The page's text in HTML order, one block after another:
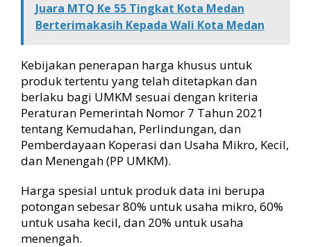
Juara MTQ Ke 55 Tingkat Kota Medan
Berterimakasih Kepada Wali Kota Medan
Kebijakan penerapan harga khusus untuk
produk tertentu yang telah ditetapkan dan
berlaku bagi UMKM sesuai dengan kriteria
Peraturan Pemerintah Nomor 7 Tahun 2021
tentang Kemudahan, Perlindungan, dan
Pemberdayaan Koperasi dan Usaha Mikro, Kecil,
dan Menengah (PP UMKM).
Harga spesial untuk produk data ini berupa
potongan sebesar 80% untuk usaha mikro, 60%
untuk usaha kecil, dan 20% untuk usaha
menengah.